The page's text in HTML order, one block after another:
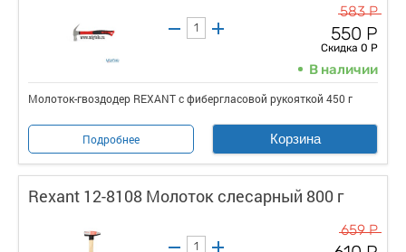
583 Р
550 Р
Скидка 0 Р
В наличии
Молоток-гвоздодер REXANT с фибергласовой рукояткой 450 г
Подробнее Корзина
Rexant 12-8108 Молоток слесарный 800 г
659 Р